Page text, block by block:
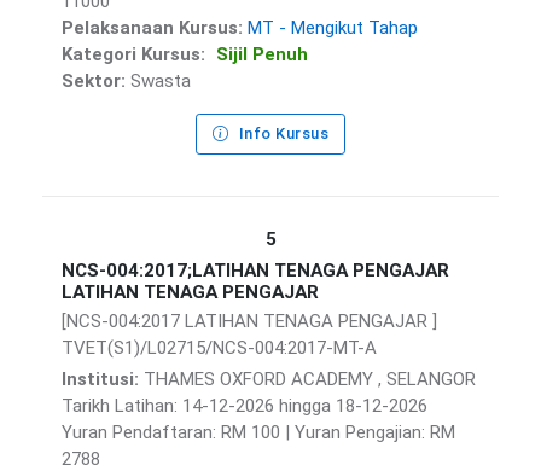
Pelaksanaan Kursus: MT - Mengikut Tahap
Kategori Kursus:
Sijil Penuh
Sektor: Swasta
Info Kursus
5
NCS-004:2017;LATIHAN TENAGA PENGAJAR
LATIHAN TENAGA PENGAJAR
[NCS-004:2017 LATIHAN TENAGA PENGAJAR ]
TVET(S1)/L02715/NCS-004:2017-MT-A
Institusi: THAMES OXFORD ACADEMY , SELANGOR
Tarikh Latihan: 14-12-2026 hingga 18-12-2026
Yuran Pendaftaran: RM 100 | Yuran Pengajian: RM
2788